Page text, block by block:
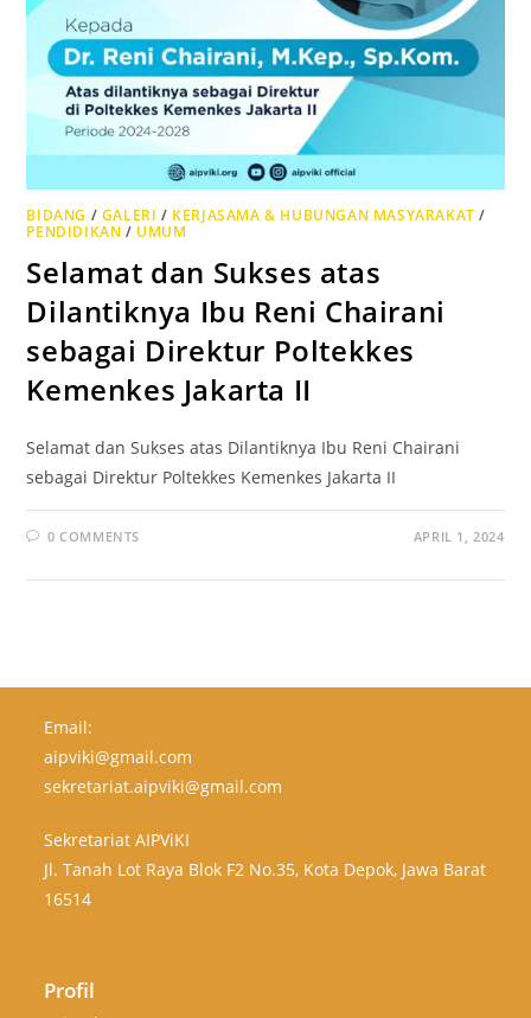
BIDANG / GALERI / KERJASAMA & HUBUNGAN MASYARAKAT /
PENDIDIKAN / UMUM
Selamat dan Sukses atas
Dilantiknya Ibu Reni Chairani
sebagai Direktur Poltekkes
Kemenkes Jakarta II
Selamat dan Sukses atas Dilantiknya Ibu Reni Chairani
sebagai Direktur Poltekkes Kemenkes Jakarta II
0 COMMENTS APRIL 1, 2024
Email:
aipviki@gmail.com
sekretariat.aipviki@gmail.com
Sekretariat AIPViKI
Jl. Tanah Lot Raya Blok F2 No.35, Kota Depok, Jawa Barat
16514
Profil